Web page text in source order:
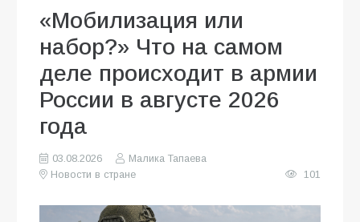
«Мобилизация или
набор?» Что на самом
деле происходит в армии
России в августе 2026
года
03.08.2026
Малика Тапаева
Новости в стране
101